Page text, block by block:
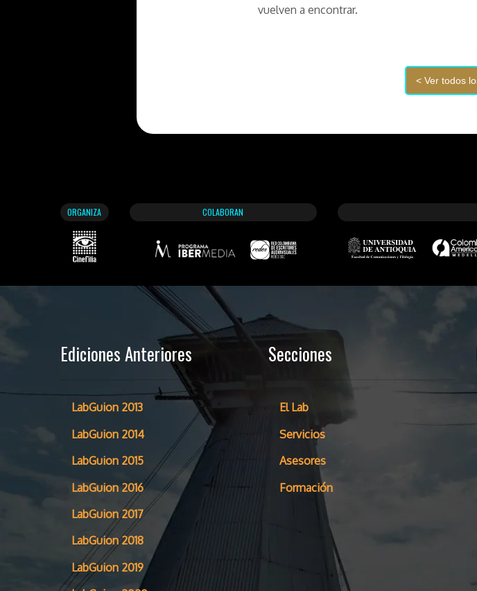
vuelven a encontrar.
ORGANIZA COLABORAN
Ediciones Anteriores
LabGuion 2013
LabGuion 2014
LabGuion 2015
LabGuion 2016
LabGuion 2017
LabGuion 2018
LabGuion 2019
Secciones
El Lab
Servicios
Asesores
Formación